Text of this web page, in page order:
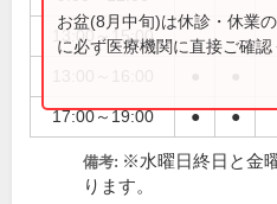
13:00～15:00
17:00～19:00 ● ●
お盆(8月中旬)は休診・休業
に必ず医療機関に直接ご確認
備考: ※水曜日終日と金
ります。